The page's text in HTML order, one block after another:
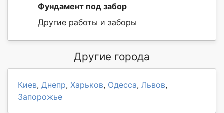
Фундамент под забор
Другие работы и заборы
Другие города
Киев, Днепр, Харьков, Одесса, Львов,
Запорожье